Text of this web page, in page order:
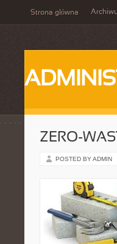
Strona główna
ZERO-
POSTED BY ADMIN